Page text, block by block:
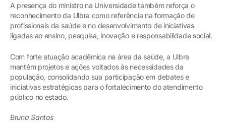
A presença do ministro na Universidade também reforça o
reconhecimento da Ulbra como referência na formação de
profissionais da saúde e no desenvolvimento de iniciativas
ligadas ao ensino, pesquisa, inovação e responsabilidade social.
Com forte atuação acadêmica na área da saúde, a Ulbra
mantém projetos e ações voltados às necessidades da
população, consolidando sua participação em debates e
iniciativas estratégicas para o fortalecimento do atendimento
público no estado.
Bruna Santos